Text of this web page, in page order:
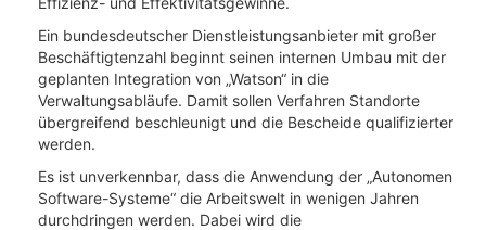
Ein bundesdeutscher Dienstleistungsanbieter mit großer
Beschäftigtenzahl beginnt seinen internen Umbau mit der
geplanten Integration von „Watson“ in die
Verwaltungsabläufe. Damit sollen Verfahren Standorte
übergreifend beschleunigt und die Bescheide qualifizierter
werden.
Es ist unverkennbar, dass die Anwendung der „Autonomen
Software-Systeme“ die Arbeitswelt in wenigen Jahren
durchdringen werden. Dabei wird die